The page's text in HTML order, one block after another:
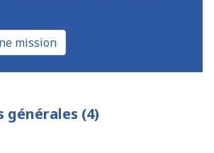
mission
générales (4)